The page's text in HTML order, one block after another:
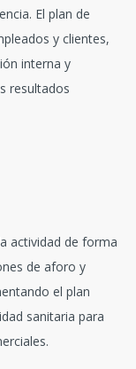
El plan de
y clientes,
interna y
resultados
actividad de forma
de aforo y
el plan
sanitaria para